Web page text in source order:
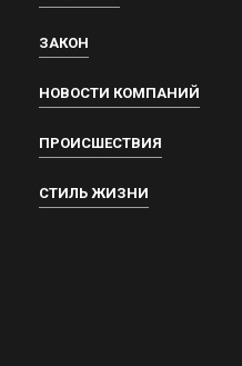
ЗАКОН
НОВОСТИ КОМПАНИЙ
ПРОИСШЕСТВИЯ
СТИЛЬ ЖИЗНИ